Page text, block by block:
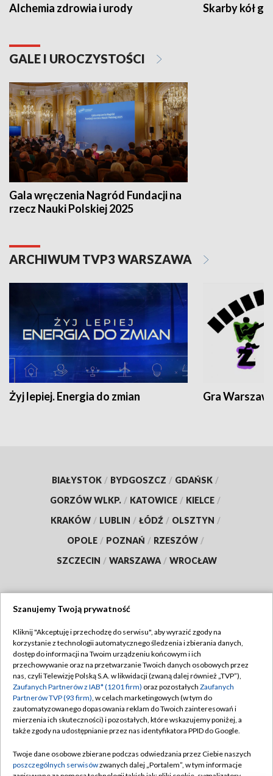
Alchemia zdrowia i urody Skarby kół
GALE I UROCZYSTOŚCI
Gala wręczenia Nagród Fundacji na
rzecz Nauki Polskiej 2025
ARCHIWUM TVP3 WARSZAWA
Żyj lepiej. Energia do zmian Gra
BIAŁYSTOK / BYDGOSZCZ / GDAŃSK /
GORZÓW WLKP. / KATOWICE / KIELCE /
KRAKÓW / LUBLIN / ŁÓDŹ / OLSZTYN /
OPOLE / POZNAŃ / RZESZÓW /
SZCZECIN / WARSZAWA / WROCŁAW
TVP
Abonament TVP
Emisja w TVP
Centrum informacji TVP
Naziemna Telewizja Cyfrowa
Rada Programowa
Regulamin TVP
Polityka prywatności
Moje zgody
Pomoc
Kontakt
Szanujemy Twoją prywatność
Kliknij "Akceptuję i przechodzę do serwisu", aby wyrazić zgody na
korzystanie z technologii automatycznego śledzenia i zbierania danych,
dostęp do informacji na Twoim urządzeniu końcowym i ich
przechowywanie oraz na przetwarzanie Twoich danych osobowych przez
nas, czyli Telewizję Polską S.A. w likwidacji (zwaną dalej również „TVP”),
Zaufanych Partnerów z IAB* (1201 firm) oraz pozostałych Zaufanych
Partnerów TVP (93 firm), w celach marketingowych (w tym do
zautomatyzowanego dopasowania reklam do Twoich zainteresowań i
mierzenia ich skuteczności) i pozostałych, które wskazujemy poniżej, a
także zgody na udostępnianie przez nas identyfikatora PPID do Google.
Twoje dane osobowe zbierane podczas odwiedzania przez Ciebie naszych
poszczególnych serwisówzwanych dalej „Portalem”, w tym informacje